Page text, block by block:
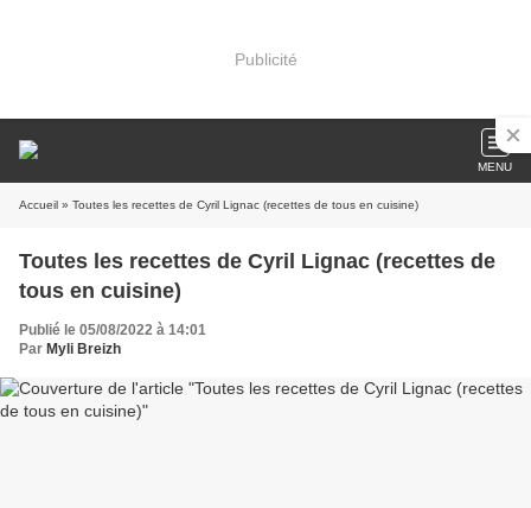
Publicité
MENU
Accueil » Toutes les recettes de Cyril Lignac (recettes de tous en cuisine)
Toutes les recettes de Cyril Lignac (recettes de
tous en cuisine)
Publié le 05/08/2022 à 14:01
Par Myli Breizh